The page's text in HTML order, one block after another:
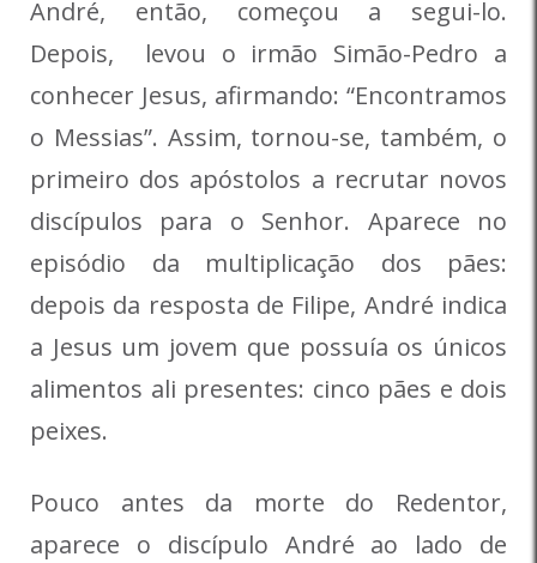
André, então, começou a segui-lo.
Depois, levou o irmão Simão-Pedro a
conhecer Jesus, afirmando: “Encontramos
o Messias”. Assim, tornou-se, também, o
primeiro dos apóstolos a recrutar novos
discípulos para o Senhor. Aparece no
episódio da multiplicação dos pães:
depois da resposta de Filipe, André indica
a Jesus um jovem que possuía os únicos
alimentos ali presentes: cinco pães e dois
peixes.
Pouco antes da morte do Redentor,
aparece o discípulo André ao lado de